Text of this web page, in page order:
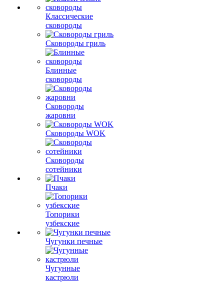
Классические
сковороды
Сковороды гриль
Блинные
сковороды
Сковороды
жаровни
Сковороды WOK
Сковороды
сотейники
Пчаки
Топорики
узбекские
Чугунки печные
Чугунные
кастрюли